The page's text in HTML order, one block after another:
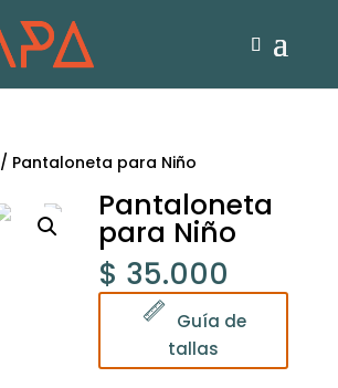
/ Pantaloneta para Niño
Pantaloneta
para Niño
$ 35.000
Guía de
tallas